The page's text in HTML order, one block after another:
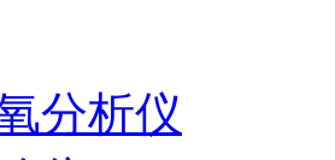
分析仪